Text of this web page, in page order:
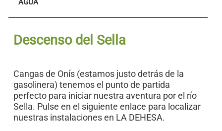
Descenso del Sella
Cangas de Onís (estamos justo detrás de la
gasolinera) tenemos el punto de partida
perfecto para iniciar nuestra aventura por el río
Sella. Pulse en el siguiente enlace para localizar
nuestras instalaciones en LA DEHESA.